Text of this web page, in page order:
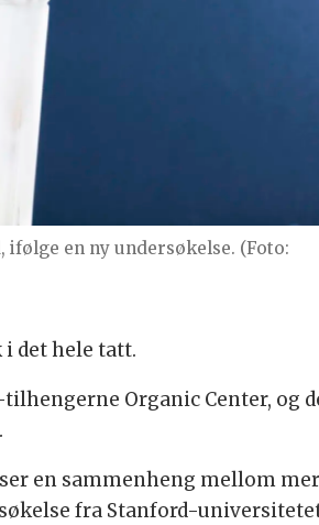
en ny undersøkelse. (Foto:
det hele tatt.
Organic Center, og
en sammenheng mellom
fra Stanford-